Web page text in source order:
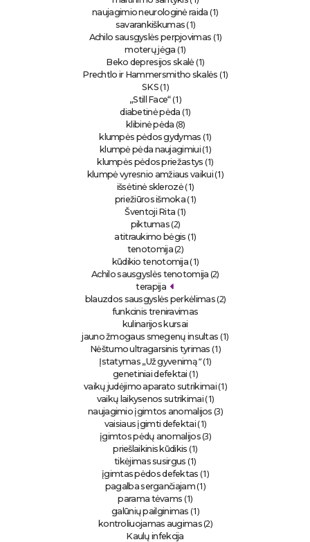
naujagimio neurologinė raida (1)
savarankiškumas (1)
Achilo sausgyslės perpjovimas (1)
moterų jėga (1)
Beko depresijos skalė(1)
Prechtlo ir Hammersmitho skalės (1)
SKS(1)
„Still Face“(1)
diabetinė pėda (1)
klibinė pėda (8)
klumpės pėdos gydymas (1)
klumpė pėda naujagimiui(1)
klumpės pėdos priežastys (1)
klumpė vyresnio amžiaus vaikui(1)
išsėtinė sklerozė(1)
priežiūros išmoka(1)
Šventoji Rita (1)
piktumas (2)
atitraukimo bėgis (1)
tenotomija(2)
kūdikio tenotomija (1)
Achilo sausgyslės tenotomija (2)
terapija
blauzdos sausgyslės perkėlimas(2)
funkcinis treniravimas
kulinarijos kursai
jauno žmogaus smegenų insultas (1)
Nėštumo ultragarsinis tyrimas (1)
Įstatymas „Už gyvenimą“ (1)
genetiniai defektai (1)
vaikų judėjimo aparato sutrikimai(1)
vaikų laikysenos sutrikimai(1)
naujagimio įgimtos anomalijos (3)
vaisiaus įgimti defektai (1)
įgimtos pėdų anomalijos(3)
priešlaikinis kūdikis (1)
tikėjimas susirgus (1)
įgimtas pėdos defektas (1)
pagalba sergančiajam(1)
parama tėvams (1)
galūnių pailginimas (1)
kontroliuojamas augimas(2)
Kaulų infekcija